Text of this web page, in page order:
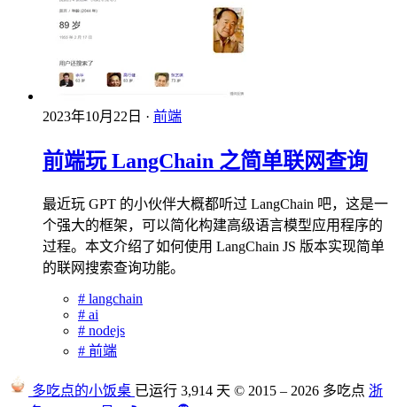
2023年10月22日 · 前端
前端玩 LangChain 之简单联网查询
最近玩 GPT 的小伙伴大概都听过 LangChain 吧，这是一
个强大的框架，可以简化构建高级语言模型应用程序的
过程。本文介绍了如何使用 LangChain JS 版本实现简单
的联网搜索查询功能。
# langchain
# ai
# nodejs
# 前端
多吃点的小饭桌 已运行 3,914 天 © 2015 – 2026 多吃点 浙